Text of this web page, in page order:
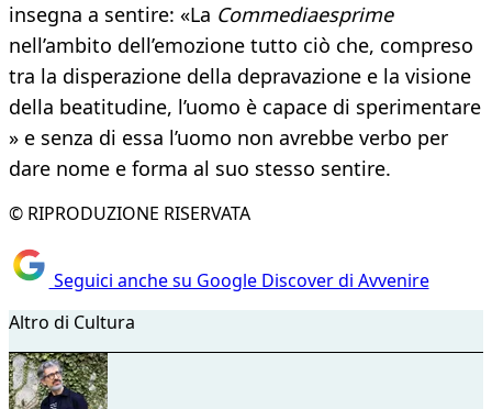
insegna a sentire: «La Commediaesprime
nell’ambito dell’emozione tutto ciò che, compreso
tra la disperazione della depravazione e la visione
della beatitudine, l’uomo è capace di sperimentare
» e senza di essa l’uomo non avrebbe verbo per
dare nome e forma al suo stesso sentire.
© RIPRODUZIONE RISERVATA
Seguici anche su Google Discover di Avvenire
Altro di Cultura